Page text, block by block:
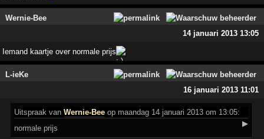
Wernie-Bee
14 januari 2013 13:05
Iemand kaartje over normale prijs
L-ieKe
16 januari 2013 11:01
Uitspraak vanWernie-Bee op maandag 14 januari 2013 om 13:05:
▶
normale prijs